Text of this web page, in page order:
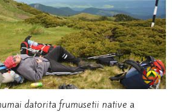
datorita frumusetii native a